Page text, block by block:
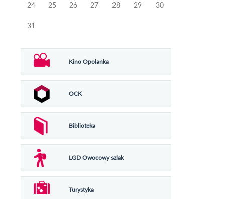
24 25 26 27 28 29 30
31
Kino Opolanka
OCK
Biblioteka
LGD Owocowy szlak
Turystyka